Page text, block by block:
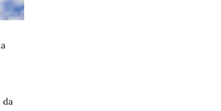
da